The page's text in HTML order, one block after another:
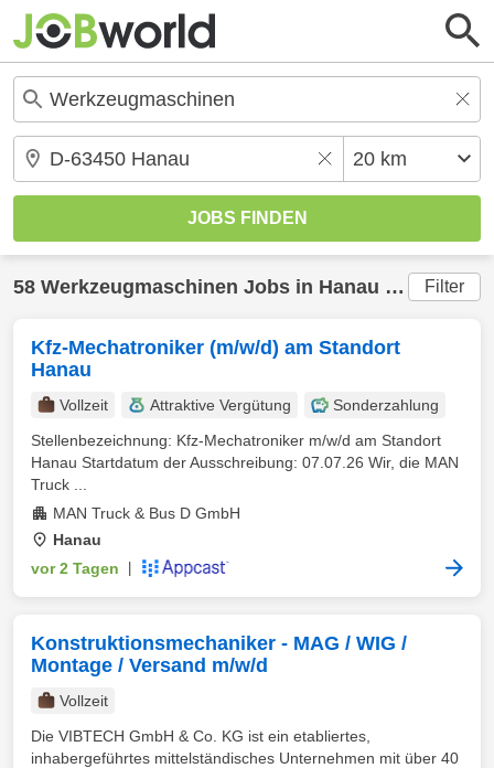
58 Werkzeugmaschinen Jobs in Hanau Filter
Kfz-Mechatroniker (m/w/d) am Standort
Hanau
Vollzeit Attraktive Vergütung
Sonderzahlung
Stellenbezeichnung: Kfz-Mechatroniker m/w/d am Standort
Hanau Startdatum der Ausschreibung: 07.07.26 Wir, die MAN
Truck ...
MAN Truck & Bus D GmbH
Hanau
vor 2 Tagen
Konstruktionsmechaniker - MAG / WIG /
Montage / Versand m/w/d
Vollzeit
Die VIBTECH GmbH & Co. KG ist ein etabliertes,
inhabergeführtes mittelständisches Unternehmen mit über 40